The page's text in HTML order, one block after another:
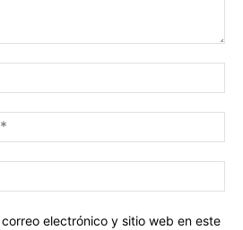
electrónico y sitio web en este